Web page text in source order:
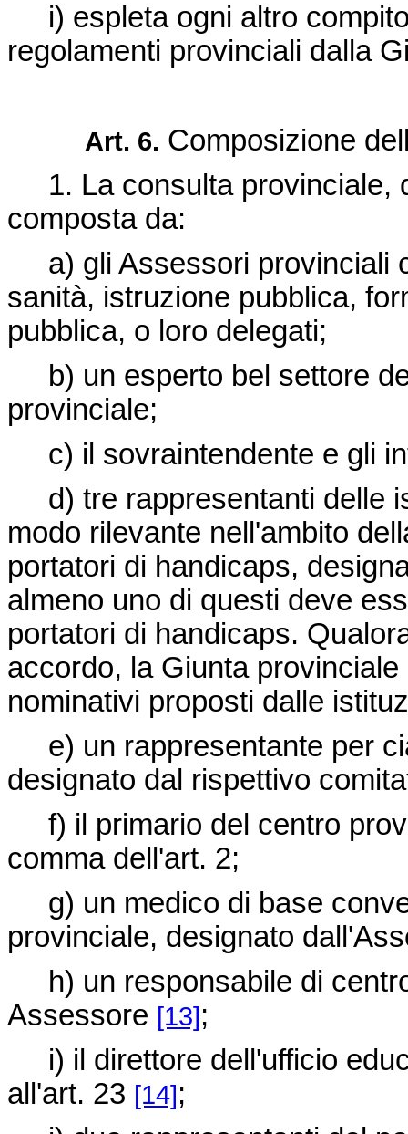
i) espleta ogni altro
regolamenti provinciali dalla
Art. 6. Composizione
1. La consulta provinciale,
composta da:
a) gli Assessori provinciali
sanità, istruzione pubblica,
pubblica, o loro delegati;
b) un esperto bel settore
provinciale;
c) il sovraintendente e gli
d) tre rappresentanti delle
modo rilevante nell'ambito
portatori di handicaps,
almeno uno di questi deve
portatori di handicaps.
accordo, la Giunta
nominativi proposti dalle
e) un rappresentante per
designato dal rispettivo
f) il primario del centro
comma dell'art. 2;
g) un medico di base
provinciale, designato
h) un responsabile di
Assessore [13];
i) il direttore dell'ufficio
all'art. 23 [14];